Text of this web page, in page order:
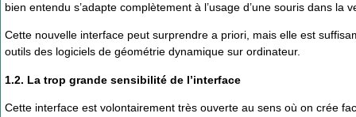
bien entendu s’adapte complètement à l’usage d’une souris dans la
Cette nouvelle interface peut surprendre a priori, mais elle est
outils des logiciels de géométrie dynamique sur ordinateur.
1.2. La trop grande sensibilité de l’interface
Cette interface est volontairement très ouverte au sens où on crée